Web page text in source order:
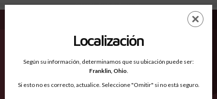
Colusa CA - Condados Reconocidos
EN
Condados Reconocidos
2600
Localización
Según su información, determinamos que su ubicación puede ser:
Franklin, Ohio.
Si esto no es correcto, actualice. Seleccione "Omitir" si no está seguro.